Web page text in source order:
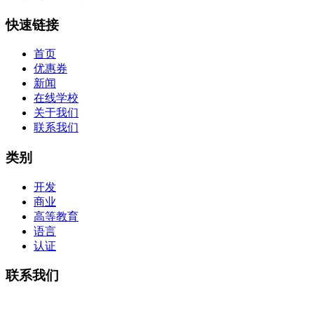
快速链接
首页
优惠券
新闻
在线学校
关于我们
联系我们
类别
开发
商业
高等教育
语言
认证
联系我们